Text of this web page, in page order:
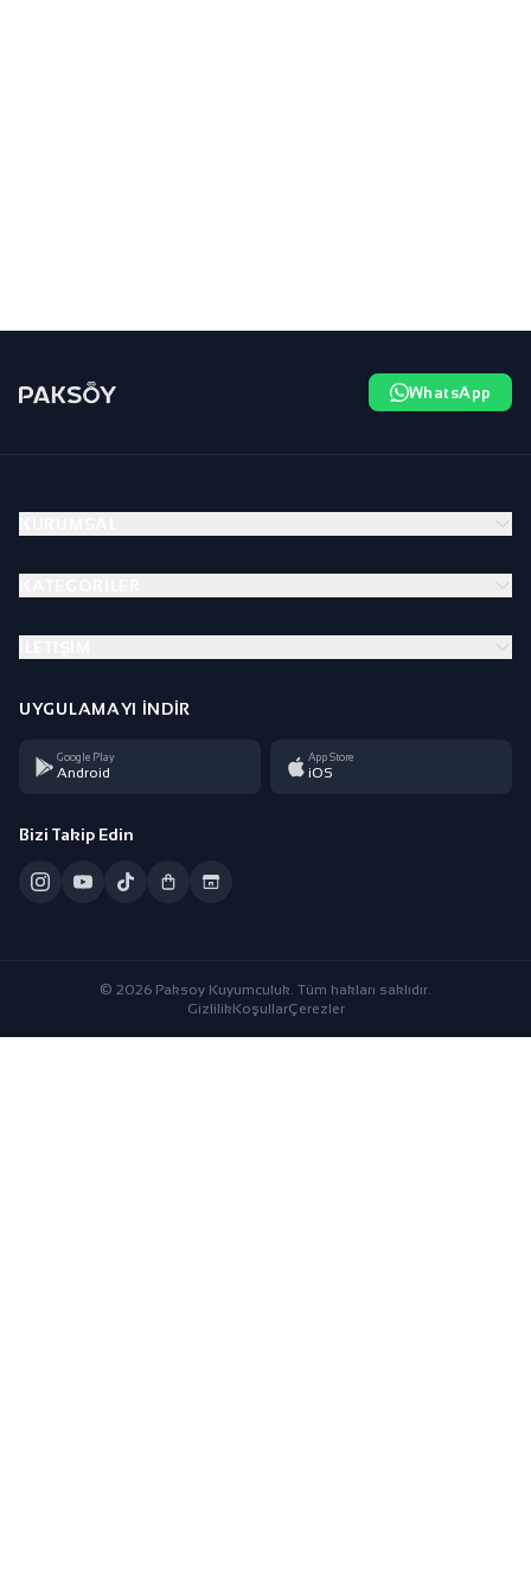
WhatsApp
UYGULAMAYI İNDIR
Google Play
Android
App Store
iOS
Bizi Takip Edin
© 2026 Paksoy Kuyumculuk. Tüm hakları saklıdır.
GizlilikKoşullarÇerezler